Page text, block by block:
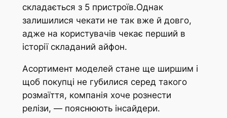
складається з 5 пристроїв.Однак
залишилися чекати не так вже й довго,
адже на користувачів чекає перший в
історії складаний айфон.
Асортимент моделей стане ще ширшим і
щоб покупці не губилися серед такого
розмаїття, компанія хоче рознести
релізи, — пояснюють інсайдери.